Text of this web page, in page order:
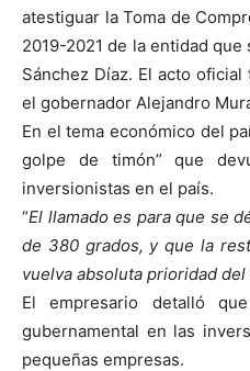
atestiguar la Toma de
2019-2021 de la entidad
Sánchez Díaz. El acto
el gobernador Alejandro
En el tema económico del
golpe de timón” que
inversionistas en el país.
“El llamado es para que se
de 380 grados, y que la
vuelva absoluta prioridad
El empresario detalló
gubernamental en las
pequeñas empresas.